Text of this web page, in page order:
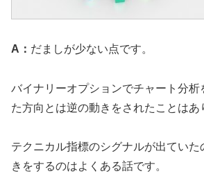
A： だましが少ない点です。
バイナリーオプションでチャート分析
た方向とは逆の動きをされたことはあ
テクニカル指標のシグナルが出ていた
きをするのはよくある話です。